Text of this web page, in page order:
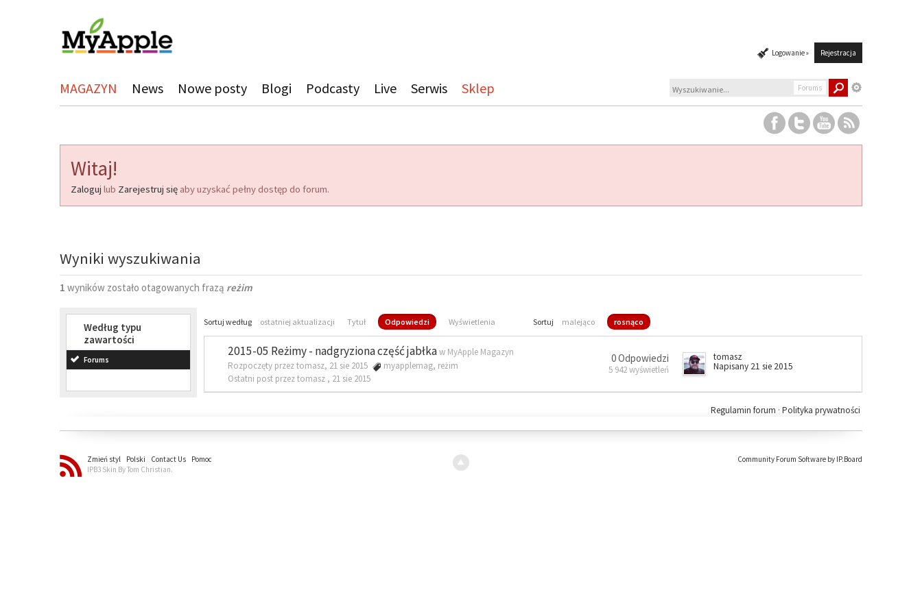
Logowanie » Rejestracja
MAGAZYN News Nowe posty Blogi Podcasty Live Serwis Sklep Forums
Witaj!
Zaloguj lub Zarejestruj się aby uzyskać pełny dostęp do forum.
Wyniki wyszukiwania
1 wyników zostało otagowanych frazą reżim
Według typu
zawartości
Forums
Sortuj według ostatniej aktualizacji Tytuł Odpowiedzi Wyświetlenia Sortuj malejąco rosnąco
2015-05 Reżimy - nadgryziona część jabłkaw MyApple Magazyn
Rozpoczęty przez tomasz, 21 sie 2015
myapplemag, reżim
Ostatni post przez tomasz , 21 sie 2015
0 Odpowiedzi
5 942 wyświetleń
tomasz
Napisany 21 sie 2015
Polityka prywatności
Regulamin forum ·
Zmień styl Polski Contact Us
Pomoc
IPB3 Skin By Tom Christian.
Community Forum Software by IP.Board